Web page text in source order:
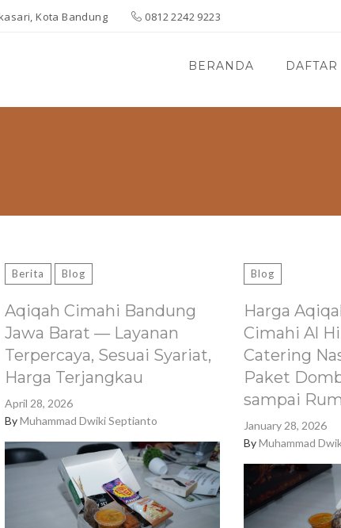
Kota Bandung 0812 2242 9223
BERANDA
Berita Blog
Aqiqah Cimahi Bandung
Jawa Barat — Layanan
Terpercaya, Sesuai Syariat,
Harga Terjangkau
April 28, 2026
ByMuhammad Dwiki Septianto
Blog
Harga
Cimahi Al
Catering
Paket
sampai
January 28, 2026
ByMuhammad